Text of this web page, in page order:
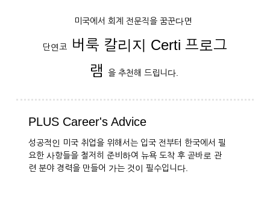
미국에서 회계 전문직을 꿈꾼다면
단연코
버룩 칼리지 Certi 프로그
램
을 추천해 드립니다.
PLUS Career's Advice
성공적인 미국 취업을 위해서는 입국 전부터 한국에서 필
요한 사항들을 철저히 준비하여 뉴욕 도착 후 곧바로 관
련 분야 경력을 만들어 가는 것이 필수입니다.